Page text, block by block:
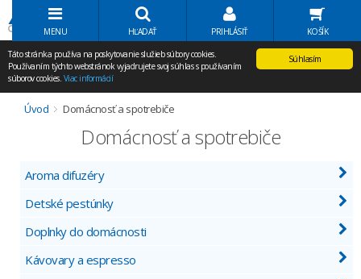
Volať Agem
MENU HĽADAŤ PRIHLÁSIŤ KOŠÍK
Súhlasím
Táto stránka používa na poskytovanie služieb súbory cookies.
Používaním týchto webstránok vyjadrujete svoj súhlas s používaním
súborov cookies. Viac informácií
Úvod Domácnosť a spotrebiče
Domácnosť a spotrebiče
Aroma difuzéry
Detské pestúnky
Doplnky do domácnosti
Kávovary a espresso